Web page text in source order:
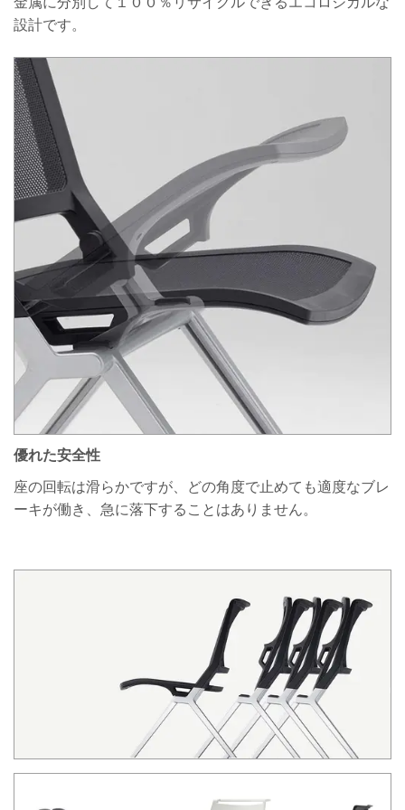
設計です。
優れた安全性
座の回転は滑らかですが、どの角度で止めても適度なブレ
ーキが働き、急に落下することはありません。